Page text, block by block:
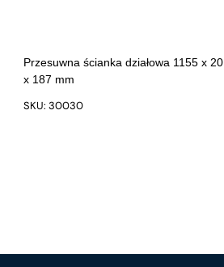
Przesuwna ścianka działowa 1155 x 20
x 187 mm
SKU: 30030